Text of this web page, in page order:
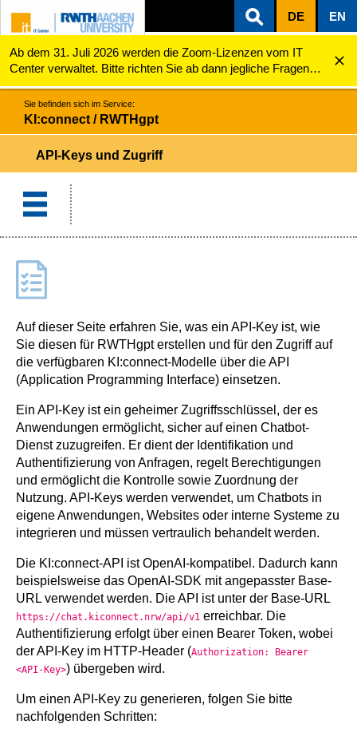
ZUM INHALTSBEREICH
ZUR HAUPTNAVIGATION
ZUR SUCHE
DE EN
Ab dem 31. Juli 2026 werden die Zoom-Lizenzen vom IT
Center verwaltet. Bitte richten Sie ab dann jegliche Fragen
zu den Zoom-Lizenzen (z.B. Probleme mit dem Login) an
servicedesk@itc.rwth-aachen.de.
KI:connect / RWTHgpt API-Keys und Zugriff
Sie befinden sich im Service:
KI:connect / RWTHgpt
API-Keys und Zugriff
Auf dieser Seite erfahren Sie, was ein API-Key ist, wie
Sie diesen für RWTHgpt erstellen und für den Zugriff auf
die verfügbaren KI:connect-Modelle über die API
(Application Programming Interface) einsetzen.
Ein API-Key ist ein geheimer Zugriffsschlüssel, der es
Anwendungen ermöglicht, sicher auf einen Chatbot-
Dienst zuzugreifen. Er dient der Identifikation und
Authentifizierung von Anfragen, regelt Berechtigungen
und ermöglicht die Kontrolle sowie Zuordnung der
Nutzung. API-Keys werden verwendet, um Chatbots in
eigene Anwendungen, Websites oder interne Systeme zu
integrieren und müssen vertraulich behandelt werden.
Die KI:connect-API ist OpenAI-kompatibel. Dadurch kann
beispielsweise das OpenAI-SDK mit angepasster Base-
URL verwendet werden. Die API ist unter der Base-URL
https://chat.kiconnect.nrw/api/v1 erreichbar. Die
Authentifizierung erfolgt über einen Bearer Token, wobei
der API-Key im HTTP-Header (Authorization: Bearer
<API-Key>) übergeben wird.
Um einen API-Key zu generieren, folgen Sie bitte
nachfolgenden Schritten: